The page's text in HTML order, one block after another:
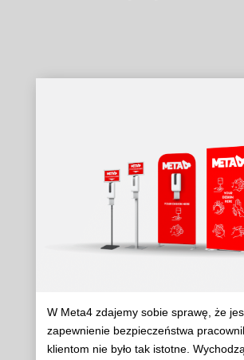
W Meta4 zdajemy sobie sprawę, że
zapewnienie bezpieczeństwa
klientom nie było tak istotne.